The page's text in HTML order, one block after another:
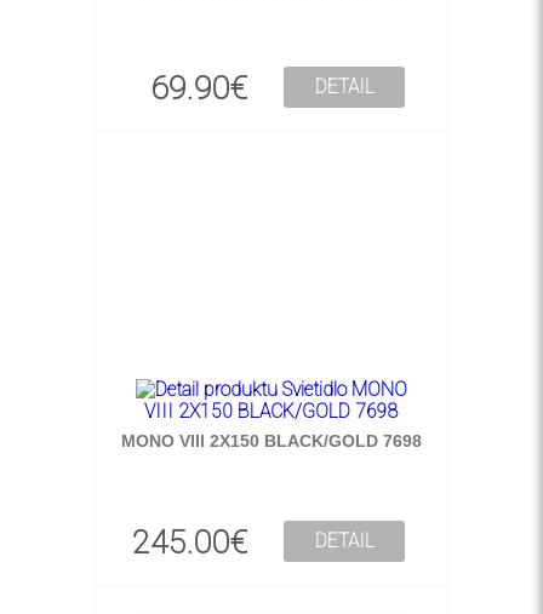
69.90€ DETAIL
MONO VIII 2X150 BLACK/GOLD 7698
245.00€ DETAIL